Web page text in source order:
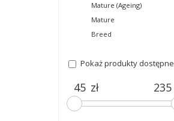
Mature (Ageing)
Mature
Breed
Pokaż produkty dostępne
zł